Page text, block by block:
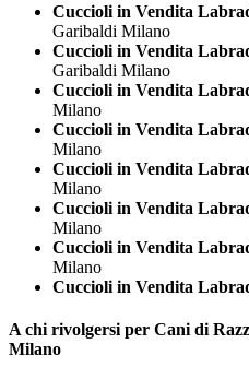
Cuccioli in Vendita
Garibaldi Milano
Cuccioli in Vendita
Garibaldi Milano
Cuccioli in Vendita
Milano
Cuccioli in Vendita
Milano
Cuccioli in Vendita
Milano
Cuccioli in Vendita
Milano
Cuccioli in Vendita
Milano
Cuccioli in Vendita
A chi rivolgersi per Cani di
Milano